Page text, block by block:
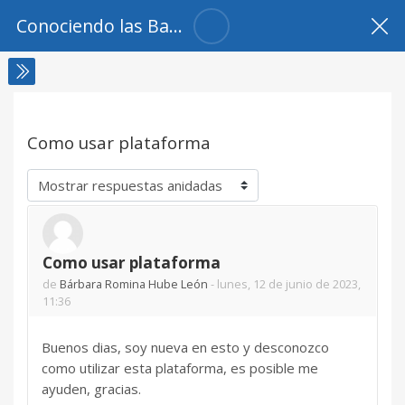
Conociendo las Bases Tipo de Campañas Comunicacionales
Como usar plataforma
Mostrar modo
Como usar plataforma
de Bárbara Romina Hube León - lunes, 12 de junio de 2023,
11:36
Número de respuestas: 0
Buenos dias, soy nueva en esto y desconozco
como utilizar esta plataforma, es posible me
ayuden, gracias.